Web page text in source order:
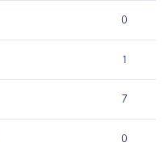
0
1
7
0